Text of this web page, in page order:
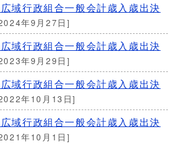
域行政組合一般会計歳入歳出決
年9月27日]
域行政組合一般会計歳入歳出決
年9月29日]
域行政組合一般会計歳入歳出決
年10月13日]
域行政組合一般会計歳入歳出決
年10月1日]